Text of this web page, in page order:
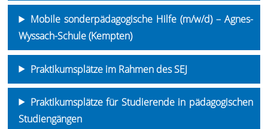
Mobile sonderpädagogische Hilfe (m/w/d) – Agnes-
Wyssach-Schule (Kempten)
Praktikumsplätze im Rahmen des SEJ
Praktikumsplätze für Studierende in pädagogischen
Studiengängen